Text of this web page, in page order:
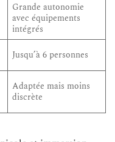
Grande autonomie
avec équipements
intégrés
Jusqu’à 6 personnes
Adaptée mais moins
discrète